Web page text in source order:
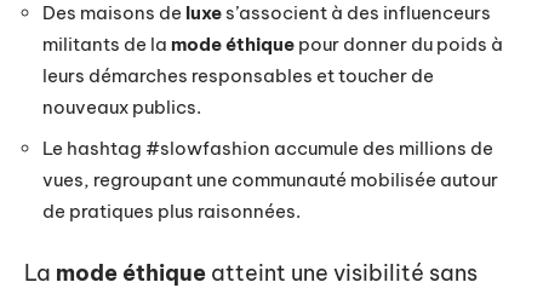
Des maisons de luxe s’associent à des influenceurs
militants de la mode éthique pour donner du poids à
leurs démarches responsables et toucher de
nouveaux publics.
Le hashtag #slowfashion accumule des millions de
vues, regroupant une communauté mobilisée autour
de pratiques plus raisonnées.
La mode éthique atteint une visibilité sans